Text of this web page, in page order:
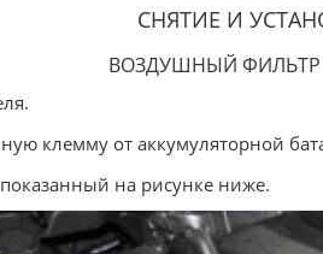
СНЯТИЕ И
ВОЗДУШНЫЙ ФИЛЬТР
клемму от аккумуляторной
на рисунке ниже.